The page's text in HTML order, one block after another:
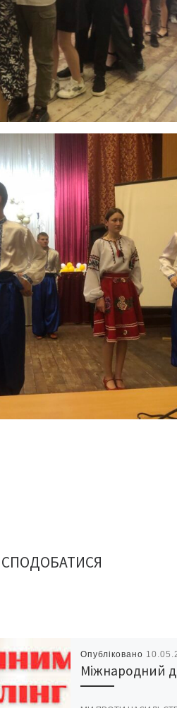
Опубліковано
Міжнародний